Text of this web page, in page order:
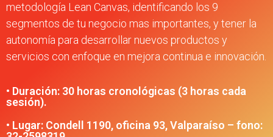
metodología Lean Canvas, identificando los 9
segmentos de tu negocio mas importantes, y tener la
autonomía para desarrollar nuevos productos y
servicios con enfoque en mejora continua e innovación.
• Duración: 30 horas cronológicas (3 horas cada
sesión).
• Lugar: Condell 1190, oficina 93, Valparaíso – fono: